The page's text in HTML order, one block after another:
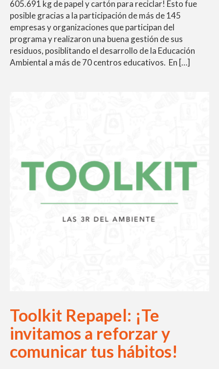
605.691 kg de papel y cartón para reciclar! Esto fue
posible gracias a la participación de más de 145
empresas y organizaciones que participan del
programa y realizaron una buena gestión de sus
residuos, posiblitando el desarrollo de la Educación
Ambiental a más de 70 centros educativos. En […]
Toolkit Repapel: ¡Te
invitamos a reforzar y
comunicar tus hábitos!